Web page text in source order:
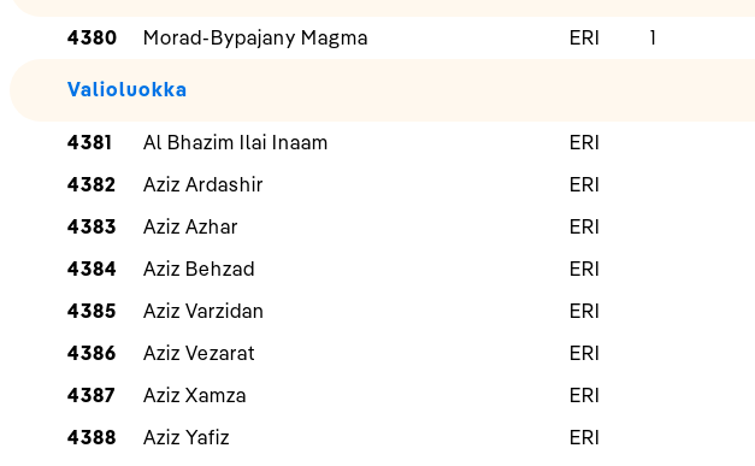
4380 Morad-Bypajany Magma ERI 1
Valioluokka
4381 Al Bhazim Ilai Inaam
ERI
4382
Aziz Ardashir
ERI
4383
Aziz Azhar
ERI
4384
Aziz Behzad
ERI
4385
Aziz Varzidan
ERI
4386
Aziz Vezarat
ERI
4387
Aziz Xamza
ERI
4388
Aziz Yafiz
ERI